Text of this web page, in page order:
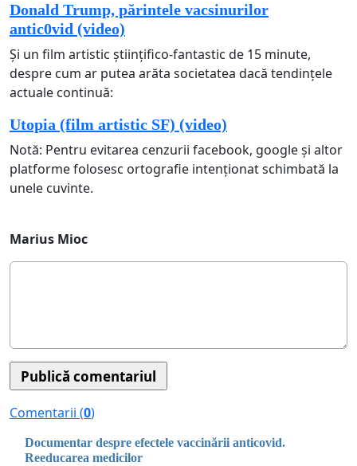
Donald Trump, părintele vacsinurilor
antic0vid (video)
Și un film artistic științifico-fantastic de 15 minute,
despre cum ar putea arăta societatea dacă tendințele
actuale continuă:
Utopia (film artistic SF) (video)
Notă: Pentru evitarea cenzurii facebook, google și altor
platforme folosesc ortografie intenționat schimbată la
unele cuvinte.
Marius Mioc
Comentarii (0)
Documentar despre efectele vaccinării anticovid.
Reeducarea medicilor